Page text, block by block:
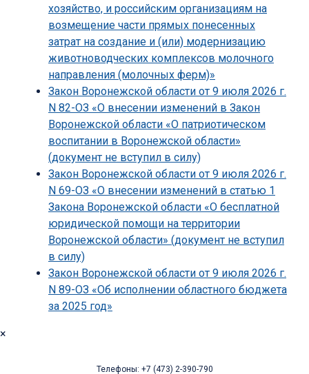
хозяйство, и российским организациям на
возмещение части прямых понесенных
затрат на создание и (или) модернизацию
животноводческих комплексов молочного
направления (молочных ферм)»
Закон Воронежской области от 9 июля 2026 г.
N 82-ОЗ «О внесении изменений в Закон
Воронежской области «О патриотическом
воспитании в Воронежской области»
(документ не вступил в силу)
Закон Воронежской области от 9 июля 2026 г.
N 69-ОЗ «О внесении изменений в статью 1
Закона Воронежской области «О бесплатной
юридической помощи на территории
Воронежской области» (документ не вступил
в силу)
Закон Воронежской области от 9 июля 2026 г.
N 89-ОЗ «Об исполнении областного бюджета
за 2025 год»
×
Телефоны: +7 (473) 2-390-790